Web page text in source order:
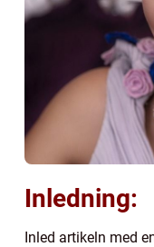
Inledning:
Inled artikeln med